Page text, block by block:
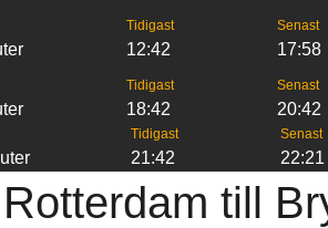
Tidigast
12:42
Senast
17:58
Tidigast
18:42
Senast
20:42
Tidigast
21:42
Senast
22:21
till